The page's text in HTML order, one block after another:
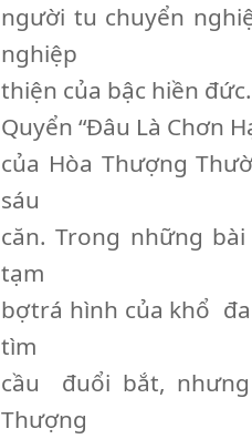
người tu chuyển
nghiệp
thiện của bậc hiền
Quyển “Đâu Là Chơn
của Hòa Thượng
sáu
căn. Trong những
tạm
bợtrá hình của khổ
tìm
cầu đuổi bắt,
Thượng